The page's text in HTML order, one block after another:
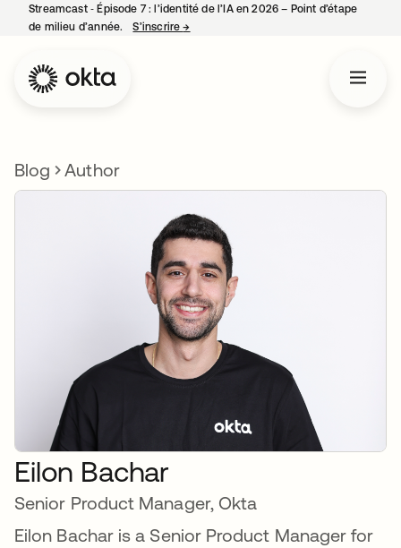
Streamcast ‑ Épisode 7 : l’identité de l’IA en 2026 – Point d’étape
de milieu d’année.
S’inscrire→
Blog Author
Eilon Bachar
Senior Product Manager, Okta
Eilon Bachar is a Senior Product Manager for